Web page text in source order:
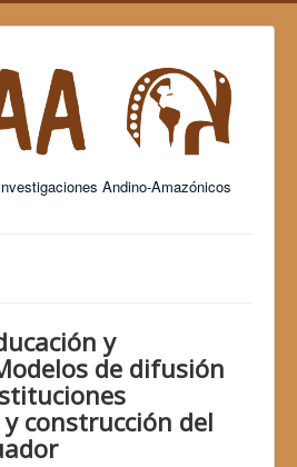
Andino-Amazónicos
y
de difusión
construcción del